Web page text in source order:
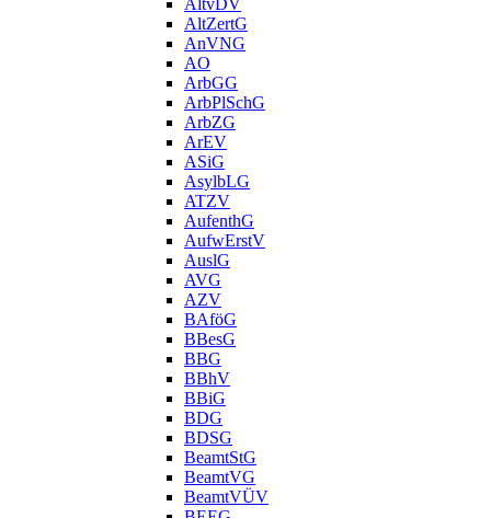
AltZertG
AnVNG
AO
ArbGG
ArbPlSchG
ArbZG
ArEV
ASiG
AsylbLG
ATZV
AufenthG
AufwErstV
AuslG
AVG
AZV
BAföG
BBesG
BBG
BBhV
BBiG
BDG
BDSG
BeamtStG
BeamtVG
BeamtVÜV